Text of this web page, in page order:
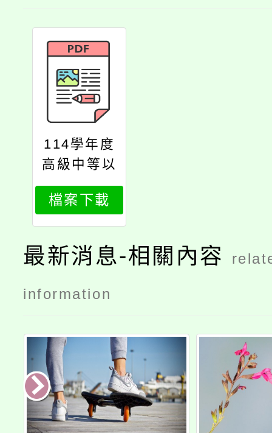
114學年度
高級中等以
下學校飲用
水安全研習
會
檔案下載
最新消息-相關內容
information